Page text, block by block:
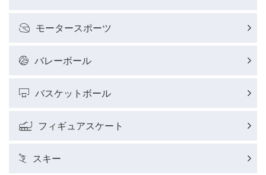
モータースポーツ
バレーボール
バスケットボール
フィギュアスケート
スキー